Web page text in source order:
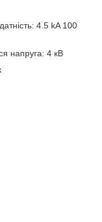
4.5 kA 100
напруга: 4 кВ